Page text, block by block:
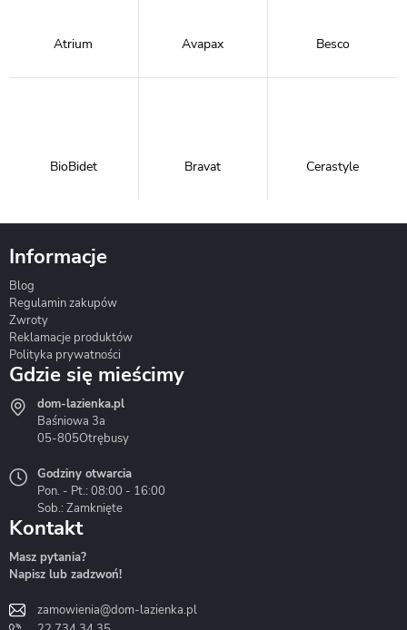
Atrium Avapax Besco
BioBidet Bravat Cerastyle
Hydrostop
Liveno
Informacje
Blog
Regulamin zakupów
Zwroty
Reklamacje produktów
Polityka prywatności
Gdzie się mieścimy
dom-lazienka.pl
Baśniowa 3a
05-805Otrębusy
Godziny otwarcia
Pon. - Pt.: 08:00 - 16:00
Sob.: Zamknięte
Kontakt
Masz pytania?
Napisz lub zadzwoń!
zamowienia@dom-lazienka.pl